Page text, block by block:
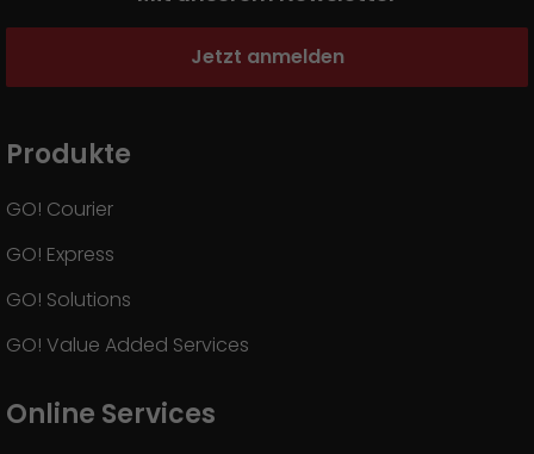
Jetzt anmelden
Produkte
GO! Courier
GO! Express
GO! Solutions
GO! Value Added Services
Online Services